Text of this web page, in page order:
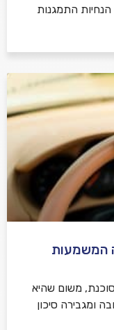
שהחל ב-28.2.2026 יש הנחיות התמגנות
המשמעות
משום שהיא
ומגבירה סיכון